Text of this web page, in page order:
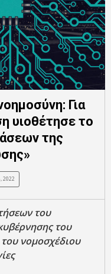
Για
υιοθέτησε το
της
2022
του
του
νομοσχέδιου